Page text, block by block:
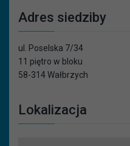
Adres siedziby
ul. Poselska 7/34
11 piętro w bloku
58-314 Wałbrzych
Lokalizacja